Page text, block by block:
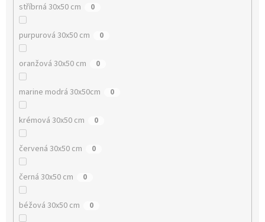
stříbrná 30x50 cm 0
purpurová 30x50 cm 0
oranžová 30x50 cm 0
marine modrá 30x50cm 0
krémová 30x50 cm 0
červená 30x50 cm 0
černá 30x50 cm 0
béžová 30x50 cm 0